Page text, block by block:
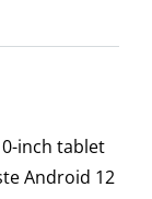
inch tablet
Android 12